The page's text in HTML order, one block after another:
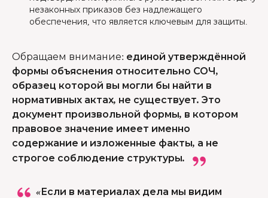
незаконных приказов без надлежащего
обеспечения, что является ключевым для защиты.
Обращаем внимание: единой утверждённой
формы объяснения относительно СОЧ,
образец которой вы могли бы найти в
нормативных актах, не существует. Это
документ произвольной формы, в котором
правовое значение имеет именно
содержание и изложенные факты, а не
строгое соблюдение структуры.
«Если в материалах дела мы видим